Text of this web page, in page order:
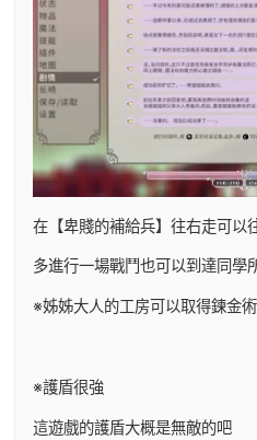
在【卑賤的補給兵】往右走可以
多進行一場戰鬥也可以到達同學
※姊姊大人的工房可以取得鍊金
※護盾很強
這遊戲的護盾大概是無敵的吧